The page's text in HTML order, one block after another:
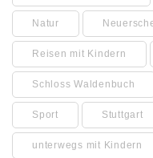
Natur
Reisen mit Kindern
Schloss Waldenbuch
Sport Stuttgart
unterwegs mit Kindern